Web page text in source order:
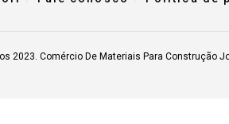
2023. Comércio De Materiais Para Construção